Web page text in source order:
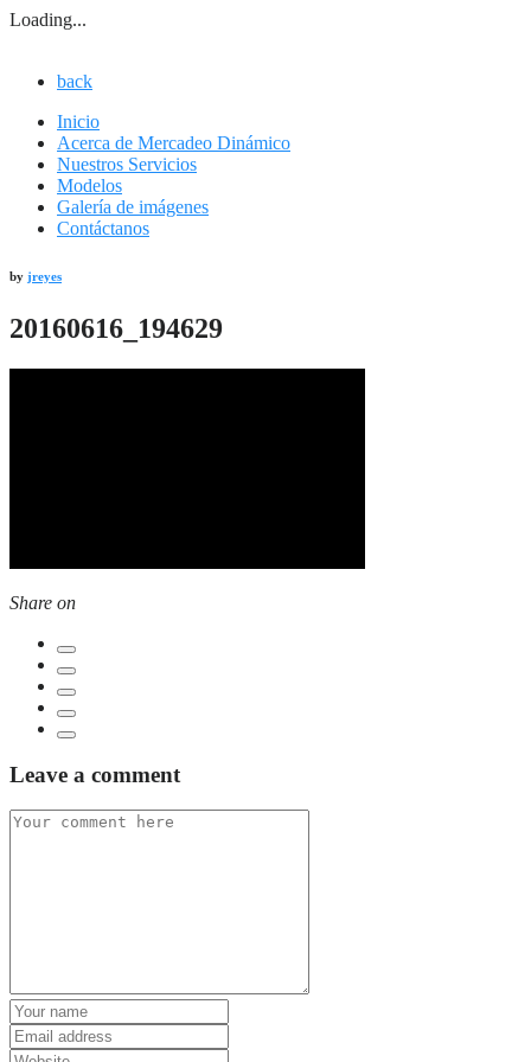
Loading...
back
Inicio
Acerca de Mercadeo Dinámico
Nuestros Servicios
Modelos
Galería de imágenes
Contáctanos
by jreyes
20160616_194629
Share on
Leave a comment